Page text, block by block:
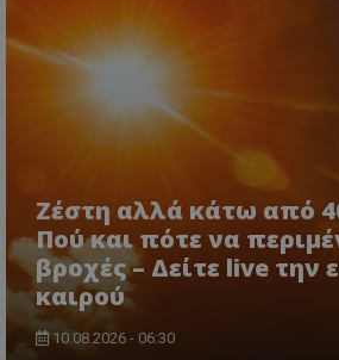
Ζέστη αλλά κάτω από
Πού και πότε να
βροχές – Δείτε live την
καιρού
10.08.2026 - 06:30